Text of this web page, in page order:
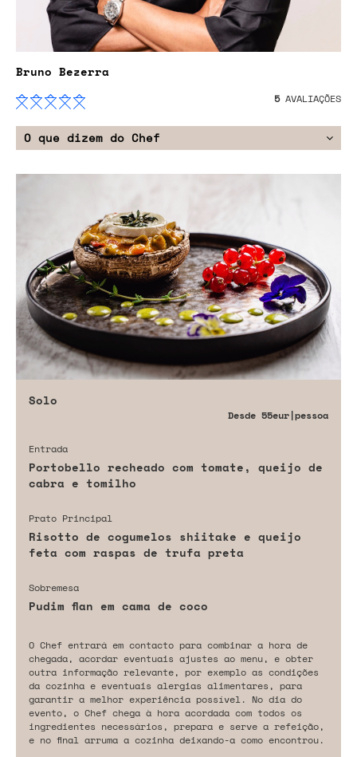
Bruno Bezerra
5AVALIAÇÕES
O que dizem do Chef
Solo
Desde 55eur|pessoa
Entrada
Portobello recheado com tomate, queijo de
cabra e tomilho
Prato Principal
Risotto de cogumelos shiitake e queijo
feta com raspas de trufa preta
Sobremesa
Pudim flan em cama de coco
O Chef entrará em contacto para combinar a hora de
chegada, acordar eventuais ajustes ao menu, e obter
outra informação relevante, por exemplo as condições
da cozinha e eventuais alergias alimentares, para
garantir a melhor experiência possível. No dia do
evento, o Chef chega à hora acordada com todos os
ingredientes necessários, prepara e serve a refeição,
e no final arruma a cozinha deixando-a como encontrou.